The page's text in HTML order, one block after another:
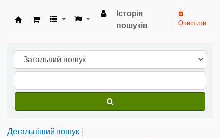
Бібліотека НТШ › Електронний каталог
Історія
пошуків
Очистити
Детальніший пошук